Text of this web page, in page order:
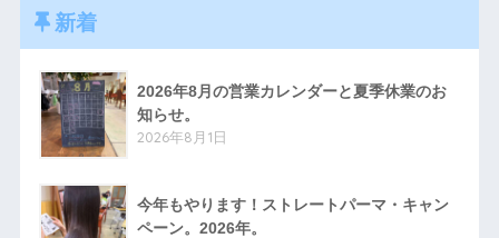
新着
2026年8月の営業カレンダーと夏季休業のお
知らせ。
2026年8月1日
今年もやります！ストレートパーマ・キャン
ペーン。2026年。